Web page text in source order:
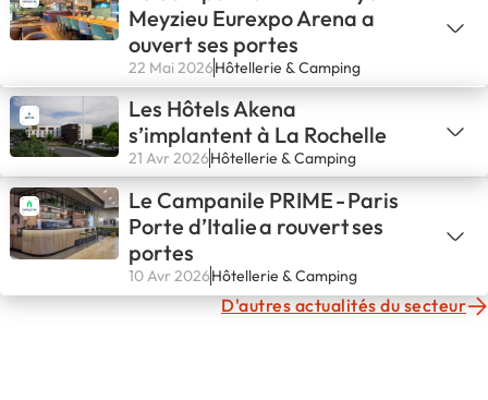
Meyzieu Eurexpo Arena a
ouvert ses portes
22 Mai 2026Hôtellerie & Camping
Les Hôtels Akena
s’implantent à La Rochelle
21 Avr 2026Hôtellerie & Camping
Le Campanile PRIME - Paris
Porte d’Italie a rouvert ses
portes
10 Avr 2026Hôtellerie & Camping
D'autres actualités du secteur